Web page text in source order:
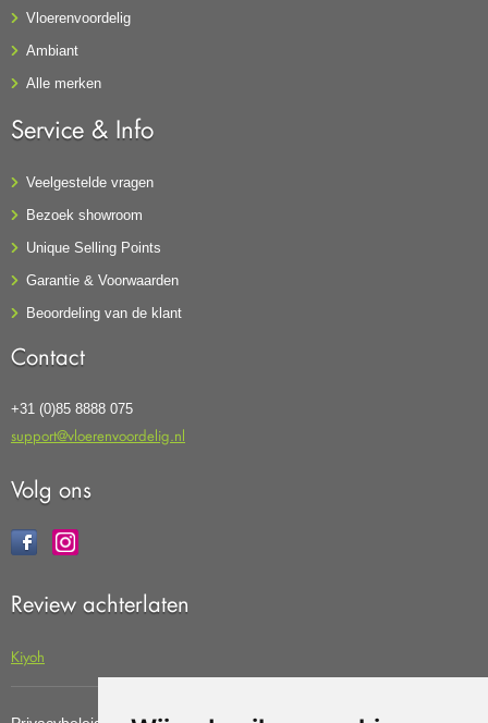
Vloerenvoordelig
Ambiant
Alle merken
Service & Info
Veelgestelde vragen
Bezoek showroom
Unique Selling Points
Garantie & Voorwaarden
Beoordeling van de klant
Contact
+31 (0)85 8888 075
support@vloerenvoordelig.nl
Volg ons
Review achterlaten
Kiyoh